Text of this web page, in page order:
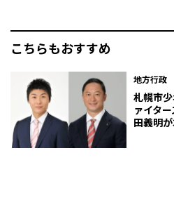
こちらもおすすめ
地方行政
札幌市
ァイタ
田義明